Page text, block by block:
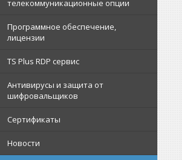
телекоммуникационные опции
Программное обеспечение,
лицензии
TS Plus RDP сервис
Антивирусы и защита от
шифровальщиков
Сертификаты
Новости